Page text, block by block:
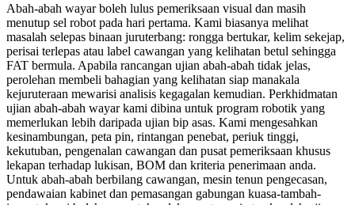
Abah-abah wayar boleh lulus pemeriksaan visual dan masih
menutup sel robot pada hari pertama. Kami biasanya melihat
masalah selepas binaan juruterbang: rongga bertukar, kelim sekejap,
perisai terlepas atau label cawangan yang kelihatan betul sehingga
FAT bermula. Apabila rancangan ujian abah-abah tidak jelas,
perolehan membeli bahagian yang kelihatan siap manakala
kejuruteraan mewarisi analisis kegagalan kemudian. Perkhidmatan
ujian abah-abah wayar kami dibina untuk program robotik yang
memerlukan lebih daripada ujian bip asas. Kami mengesahkan
kesinambungan, peta pin, rintangan penebat, periuk tinggi,
kekutuban, pengenalan cawangan dan pusat pemeriksaan khusus
lekapan terhadap lukisan, BOM dan kriteria penerimaan anda.
Untuk abah-abah berbilang cawangan, mesin tenun pengecasan,
pendawaian kabinet dan pemasangan gabungan kuasa-tambah-